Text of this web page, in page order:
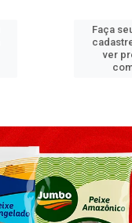
Faça
ver